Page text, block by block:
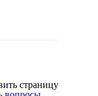
страницу